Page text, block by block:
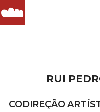
RUI
CODIREÇÃO